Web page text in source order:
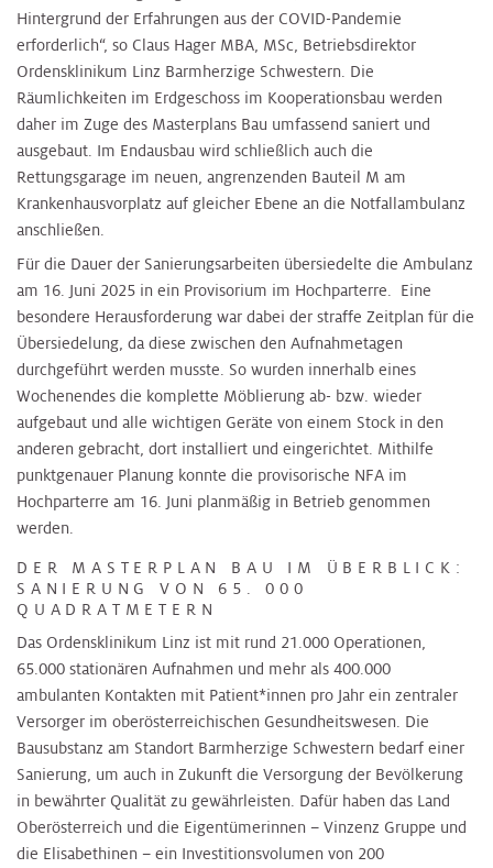
Hintergrund der Erfahrungen aus der COVID-Pandemie
erforderlich“, so Claus Hager MBA, MSc, Betriebsdirektor
Ordensklinikum Linz Barmherzige Schwestern. Die
Räumlichkeiten im Erdgeschoss im Kooperationsbau werden
daher im Zuge des Masterplans Bau umfassend saniert und
ausgebaut. Im Endausbau wird schließlich auch die
Rettungsgarage im neuen, angrenzenden Bauteil M am
Krankenhausvorplatz auf gleicher Ebene an die Notfallambulanz
anschließen.
Für die Dauer der Sanierungsarbeiten übersiedelte die Ambulanz
am 16. Juni 2025 in ein Provisorium im Hochparterre. Eine
besondere Herausforderung war dabei der straffe Zeitplan für die
Übersiedelung, da diese zwischen den Aufnahmetagen
durchgeführt werden musste. So wurden innerhalb eines
Wochenendes die komplette Möblierung ab- bzw. wieder
aufgebaut und alle wichtigen Geräte von einem Stock in den
anderen gebracht, dort installiert und eingerichtet. Mithilfe
punktgenauer Planung konnte die provisorische NFA im
Hochparterre am 16. Juni planmäßig in Betrieb genommen
werden.
DER MASTERPLAN BAU IM ÜBERBLICK:
SANIERUNG VON 65. 000
QUADRATMETERN
Das Ordensklinikum Linz ist mit rund 21.000 Operationen,
65.000 stationären Aufnahmen und mehr als 400.000
ambulanten Kontakten mit Patient*innen pro Jahr ein zentraler
Versorger im oberösterreichischen Gesundheitswesen. Die
Bausubstanz am Standort Barmherzige Schwestern bedarf einer
Sanierung, um auch in Zukunft die Versorgung der Bevölkerung
in bewährter Qualität zu gewährleisten. Dafür haben das Land
Oberösterreich und die Eigentümerinnen – Vinzenz Gruppe und
die Elisabethinen – ein Investitionsvolumen von 200